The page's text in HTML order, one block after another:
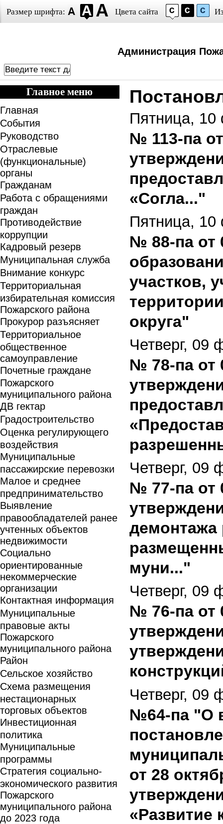
Размер шрифта: Цвета сайта
Администрация
Главное меню
Главная
События
Руководство
Отраслевые
(функциональные)
органы
Гражданам
Работа с обращениями
граждан
Противодействие
коррупции
Кадровый резерв
Муниципальная служба
Внимание конкурс
Территориальная
избирательная комиссия
Пожарского района
Прокурор разъясняет
Территориальное
общественное
самоуправление
Почетные граждане
Пожарского
муниципального района
ДВ гектар
Градостроительство
Оценка регулирующего
воздействия
Муниципальные
пассажирские перевозки
Малое и среднее
предпринимательство
Выявление
правообладателей ранее
учтенных объектов
недвижимости
Социально
ориентированные
некоммерческие
организации
Контактная информация
Муниципальные
правовые акты
Пожарского
муниципального района
Район
Сельское хозяйство
Схема размещения
нестационарных
торговых объектов
Инвестиционная
политика
Муниципальные
программы
Стратегия социально-
экономического развития
Пожарского
муниципального района
до 2023 года
Пятница, 10
№ 113-па
«Согла..."
Пятница, 10
№ 88-па от
участков,
округа"
Четверг, 09
№ 78-па от
Четверг, 09
№ 77-па от
демонтажа
муни..."
Четверг, 09
№ 76-па от
Четверг, 09
№64-па "О
от 28
«Развитие